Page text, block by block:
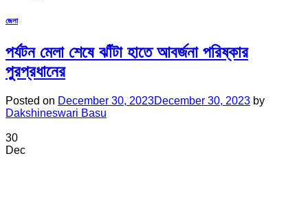
জেলা
পর্যটন মেলা শেষে ঝাঁটা হাতে আবর্জনা পরিষ্কার
পুরপ্রধানের
Posted on December 30, 2023December 30, 2023 by
Dakshineswari Basu
30
Dec